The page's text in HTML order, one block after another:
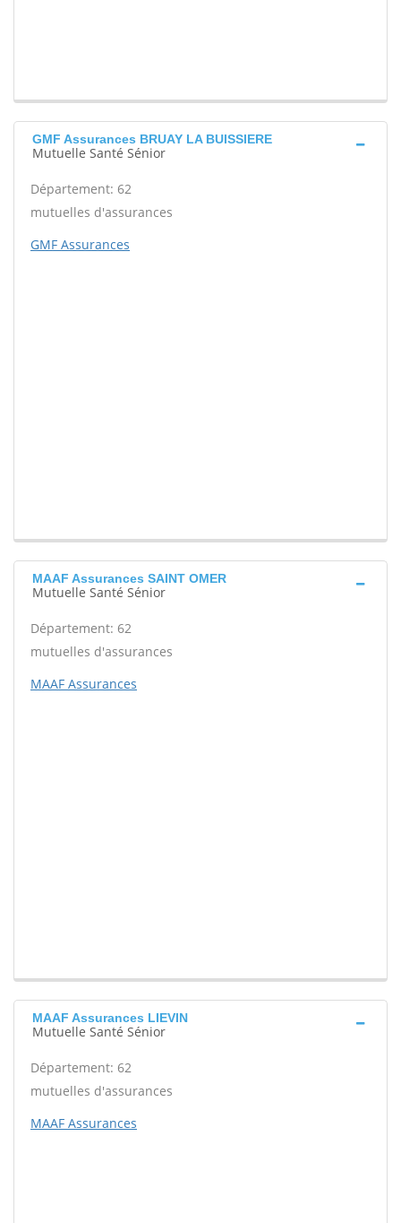
GMF Assurances BRUAY LA BUISSIERE
Mutuelle Santé Sénior
Département: 62
mutuelles d'assurances
GMF Assurances
MAAF Assurances SAINT OMER
Mutuelle Santé Sénior
Département: 62
mutuelles d'assurances
MAAF Assurances
MAAF Assurances LIEVIN
Mutuelle Santé Sénior
Département: 62
mutuelles d'assurances
MAAF Assurances